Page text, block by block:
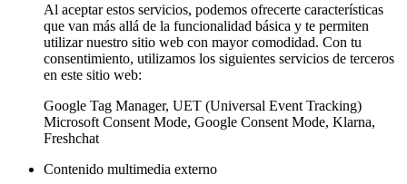
Al aceptar estos servicios, podemos ofrecerte características
que van más allá de la funcionalidad básica y te permiten
utilizar nuestro sitio web con mayor comodidad. Con tu
consentimiento, utilizamos los siguientes servicios de terceros
en este sitio web:
Google Tag Manager, UET (Universal Event Tracking)
Microsoft Consent Mode, Google Consent Mode, Klarna,
Freshchat
Contenido multimedia externo